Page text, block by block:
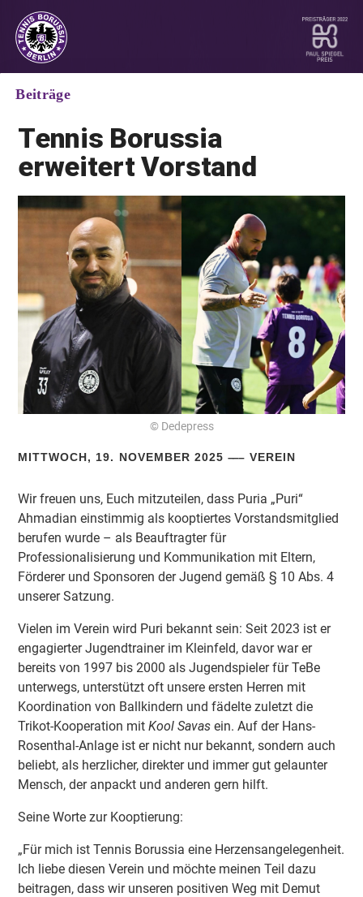
Beiträge
Tennis Borussia
erweitert Vorstand
© Dedepress
MITTWOCH, 19. NOVEMBER 2025 VEREIN
Wir freuen uns, Euch mitzuteilen, dass Puria „Puri“
Ahmadian einstimmig als kooptiertes Vorstandsmitglied
berufen wurde – als Beauftragter für
Professionalisierung und Kommunikation mit Eltern,
Förderer und Sponsoren der Jugend gemäß § 10 Abs. 4
unserer Satzung.
Vielen im Verein wird Puri bekannt sein: Seit 2023 ist er
engagierter Jugendtrainer im Kleinfeld, davor war er
bereits von 1997 bis 2000 als Jugendspieler für TeBe
unterwegs, unterstützt oft unsere ersten Herren mit
Koordination von Ballkindern und fädelte zuletzt die
Trikot-Kooperation mitKool Savas ein. Auf der Hans-
Rosenthal-Anlage ist er nicht nur bekannt, sondern auch
beliebt, als herzlicher, direkter und immer gut gelaunter
Mensch, der anpackt und anderen gern hilft.
Seine Worte zur Kooptierung:
„Für mich ist Tennis Borussia eine Herzensangelegenheit.
Ich liebe diesen Verein und möchte meinen Teil dazu
beitragen, dass wir unseren positiven Weg mit Demut